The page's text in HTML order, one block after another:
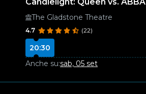
The Gladstone Theatre
4.7 (22)
20:30
Anche su:sab, 05 set